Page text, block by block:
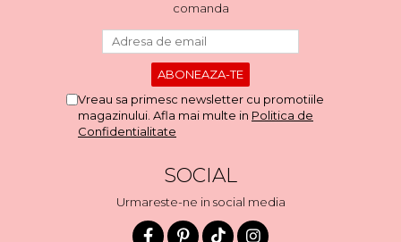
comanda
Vreau sa primesc newsletter cu promotiile
magazinului. Afla mai multe in Politica de
Confidentialitate
SOCIAL
Urmareste-ne in social media